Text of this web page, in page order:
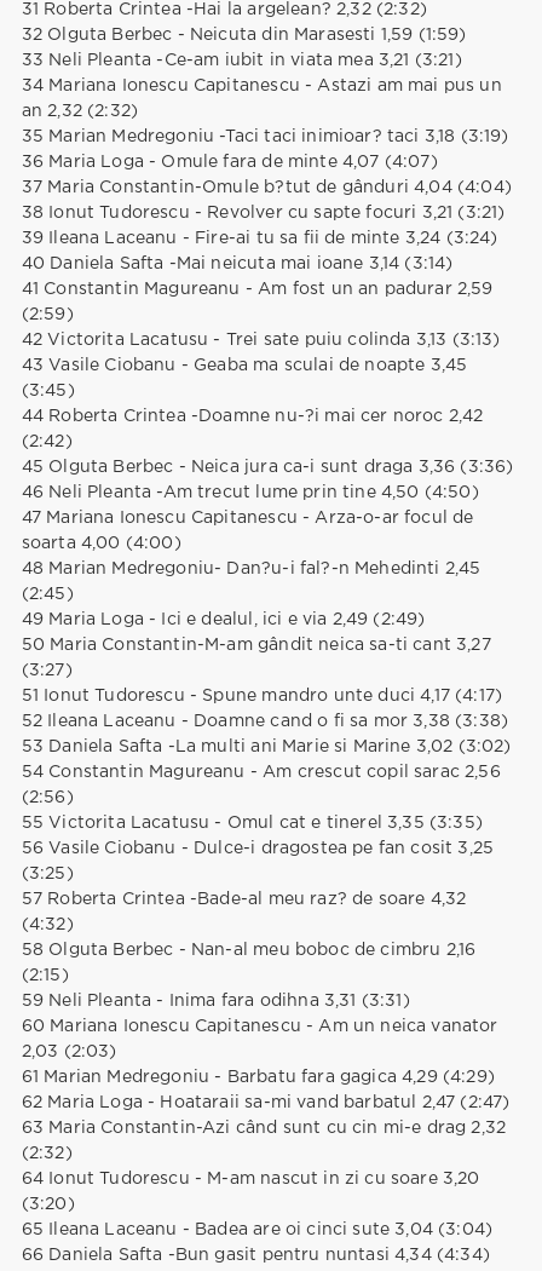
31 Roberta Crintea -Hai la argelean? 2,32 (2:32)
32 Olguta Berbec - Neicuta din Marasesti 1,59 (1:59)
33 Neli Pleanta -Ce-am iubit in viata mea 3,21 (3:21)
34 Mariana Ionescu Capitanescu - Astazi am mai pus un
an 2,32 (2:32)
35 Marian Medregoniu -Taci taci inimioar? taci 3,18 (3:19)
36 Maria Loga - Omule fara de minte 4,07 (4:07)
37 Maria Constantin-Omule b?tut de gânduri 4,04 (4:04)
38 Ionut Tudorescu - Revolver cu sapte focuri 3,21 (3:21)
39 Ileana Laceanu - Fire-ai tu sa fii de minte 3,24 (3:24)
40 Daniela Safta -Mai neicuta mai ioane 3,14 (3:14)
41 Constantin Magureanu - Am fost un an padurar 2,59
(2:59)
42 Victorita Lacatusu - Trei sate puiu colinda 3,13 (3:13)
43 Vasile Ciobanu - Geaba ma sculai de noapte 3,45
(3:45)
44 Roberta Crintea -Doamne nu-?i mai cer noroc 2,42
(2:42)
45 Olguta Berbec - Neica jura ca-i sunt draga 3,36 (3:36)
46 Neli Pleanta -Am trecut lume prin tine 4,50 (4:50)
47 Mariana Ionescu Capitanescu - Arza-o-ar focul de
soarta 4,00 (4:00)
48 Marian Medregoniu- Dan?u-i fal?-n Mehedinti 2,45
(2:45)
49 Maria Loga - Ici e dealul, ici e via 2,49 (2:49)
50 Maria Constantin-M-am gândit neica sa-ti cant 3,27
(3:27)
51 Ionut Tudorescu - Spune mandro unte duci 4,17 (4:17)
52 Ileana Laceanu - Doamne cand o fi sa mor 3,38 (3:38)
53 Daniela Safta -La multi ani Marie si Marine 3,02 (3:02)
54 Constantin Magureanu - Am crescut copil sarac 2,56
(2:56)
55 Victorita Lacatusu - Omul cat e tinerel 3,35 (3:35)
56 Vasile Ciobanu - Dulce-i dragostea pe fan cosit 3,25
(3:25)
57 Roberta Crintea -Bade-al meu raz? de soare 4,32
(4:32)
58 Olguta Berbec - Nan-al meu boboc de cimbru 2,16
(2:15)
59 Neli Pleanta - Inima fara odihna 3,31 (3:31)
60 Mariana Ionescu Capitanescu - Am un neica vanator
2,03 (2:03)
61 Marian Medregoniu - Barbatu fara gagica 4,29 (4:29)
62 Maria Loga - Hoataraii sa-mi vand barbatul 2,47 (2:47)
63 Maria Constantin-Azi când sunt cu cin mi-e drag 2,32
(2:32)
64 Ionut Tudorescu - M-am nascut in zi cu soare 3,20
(3:20)
65 Ileana Laceanu - Badea are oi cinci sute 3,04 (3:04)
66 Daniela Safta -Bun gasit pentru nuntasi 4,34 (4:34)